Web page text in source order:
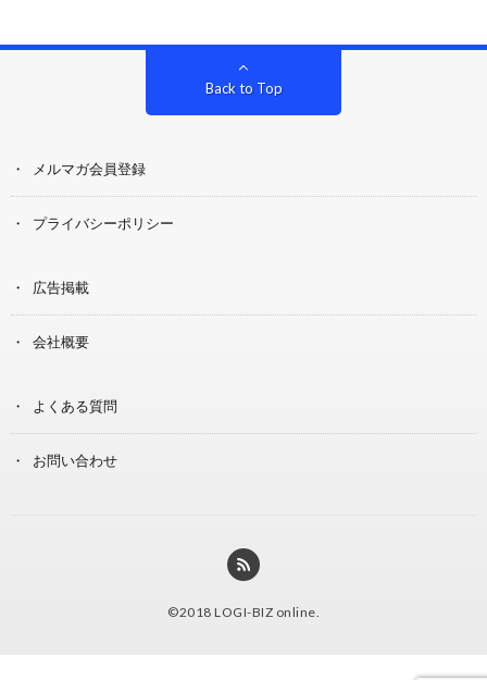
Back to Top
メルマガ会員登録
プライバシーポリシー
広告掲載
会社概要
よくある質問
お問い合わせ
©2018 LOGI-BIZ online